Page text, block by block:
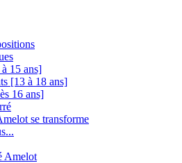
15 ans]
[13 à 18 ans]
16 ans]
se transforme
Amelot